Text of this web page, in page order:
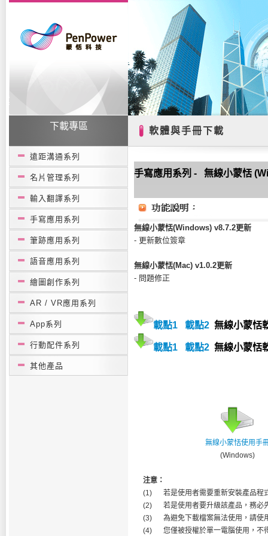
下載專區
遠距溝通系列
名片管理系列
輸入翻譯系列
手寫應用系列
筆跡應用系列
語音應用系列
繪圖創作系列
AR / VR應用系列
App系列
行動配件系列
其他產品
軟體與手冊下載
手寫應用系列 - 無線小蒙恬
無線小蒙恬(Windows) v8.7.2更新
- 更新數位簽章
無線小蒙恬(Mac) v1.0.2更新
- 問題修正
載點1 載點2 無線小蒙恬
載點1 載點2 無線小蒙恬
無線小蒙恬使用手
(Windows)
注意：
(1)
若是使用者需要重新安裝產品程
(2)
若是使用者要升級該產品，務必
(3)
為避免下載檔案無法使用，請使
(4)
您僅被授權於單一電腦使用，不